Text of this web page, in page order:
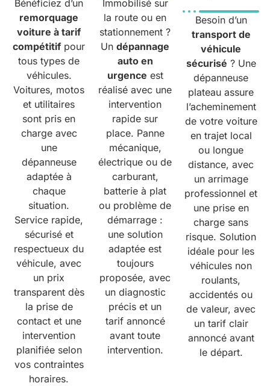
Bénéficiez d’un
remorquage
voiture à tarif
compétitif pour
tous types de
véhicules.
Voitures, motos
et utilitaires
sont pris en
charge avec
une
dépanneuse
adaptée à
chaque
situation.
Service rapide,
sécurisé et
respectueux du
véhicule, avec
un prix
transparent dès
la prise de
contact et une
intervention
planifiée selon
vos contraintes
horaires.
Immobilisé sur
la route ou en
stationnement ?
Un dépannage
auto en
urgence est
réalisé avec une
intervention
rapide sur
place. Panne
mécanique,
électrique ou de
carburant,
batterie à plat
ou problème de
démarrage :
une solution
adaptée est
toujours
proposée, avec
un diagnostic
précis et un
tarif annoncé
avant toute
intervention.
Besoin d’un
transport de
véhicule
sécurisé ? Une
dépanneuse
plateau assure
l’acheminement
de votre voiture
en trajet local
ou longue
distance, avec
un arrimage
professionnel et
une prise en
charge sans
risque. Solution
idéale pour les
véhicules non
roulants,
accidentés ou
de valeur, avec
un tarif clair
annoncé avant
le départ.